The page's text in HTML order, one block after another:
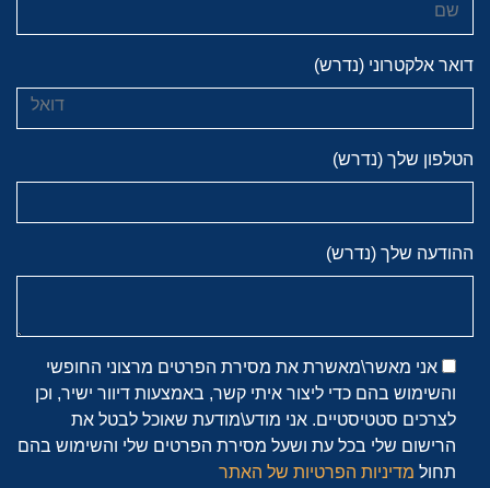
דואר אלקטרוני (נדרש)
הטלפון שלך (נדרש)
ההודעה שלך (נדרש)
אני מאשר\מאשרת את מסירת הפרטים מרצוני החופשי
והשימוש בהם כדי ליצור איתי קשר, באמצעות דיוור ישיר, וכן
לצרכים סטטיסטיים. אני מודע\מודעת שאוכל לבטל את
הרישום שלי בכל עת ושעל מסירת הפרטים שלי והשימוש בהם
תחול מדיניות הפרטיות של האתר